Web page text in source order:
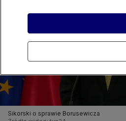
Sikorski o sprawie Borusewicza